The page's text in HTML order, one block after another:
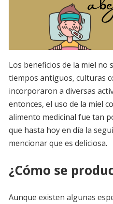
Los beneficios de la miel no
tiempos antiguos, culturas
incorporaron a diversas
entonces, el uso de la miel
alimento medicinal fue tan
que hasta hoy en día la
mencionar que es deliciosa.
¿Cómo se
Aunque existen algunas